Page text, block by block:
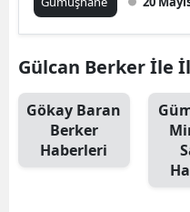
Gülcan Berker İle
Gökay Baran
Berker
Haberleri